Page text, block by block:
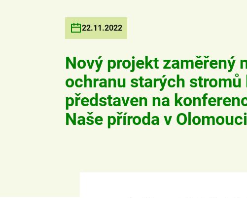
22.11.2022
Nový projekt zaměřený
ochranu starých stromů
představen na
Naše příroda v Olomouci